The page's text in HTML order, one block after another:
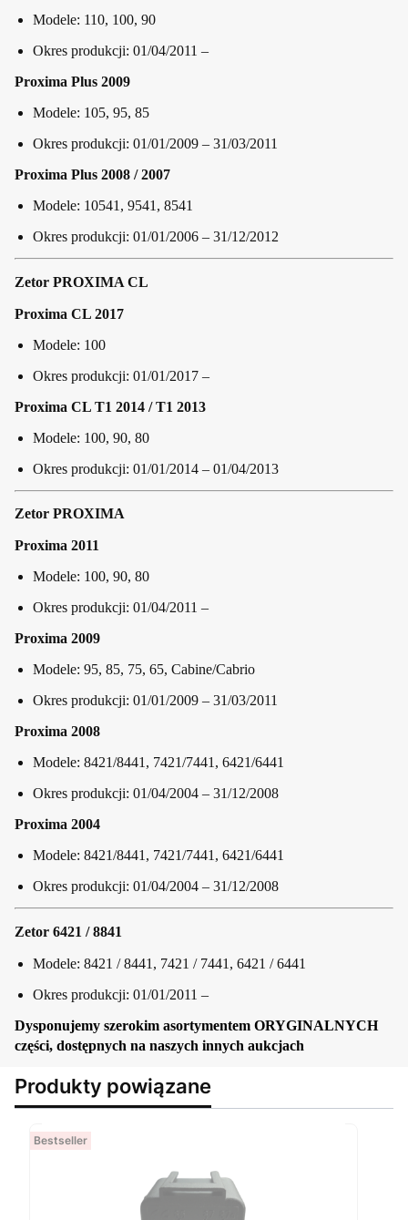
Modele: 110, 100, 90
Okres produkcji: 01/04/2011 –
Proxima Plus 2009
Modele: 105, 95, 85
Okres produkcji: 01/01/2009 – 31/03/2011
Proxima Plus 2008 / 2007
Modele: 10541, 9541, 8541
Okres produkcji: 01/01/2006 – 31/12/2012
Zetor PROXIMA CL
Proxima CL 2017
Modele: 100
Okres produkcji: 01/01/2017 –
Proxima CL T1 2014 / T1 2013
Modele: 100, 90, 80
Okres produkcji: 01/01/2014 – 01/04/2013
Zetor PROXIMA
Proxima 2011
Modele: 100, 90, 80
Okres produkcji: 01/04/2011 –
Proxima 2009
Modele: 95, 85, 75, 65, Cabine/Cabrio
Okres produkcji: 01/01/2009 – 31/03/2011
Proxima 2008
Modele: 8421/8441, 7421/7441, 6421/6441
Okres produkcji: 01/04/2004 – 31/12/2008
Proxima 2004
Modele: 8421/8441, 7421/7441, 6421/6441
Okres produkcji: 01/04/2004 – 31/12/2008
Zetor 6421 / 8841
Modele: 8421 / 8441, 7421 / 7441, 6421 / 6441
Okres produkcji: 01/01/2011 –
Dysponujemy szerokim asortymentem ORYGINALNYCH
części, dostępnych na naszych innych aukcjach
Produkty powiązane
Bestseller